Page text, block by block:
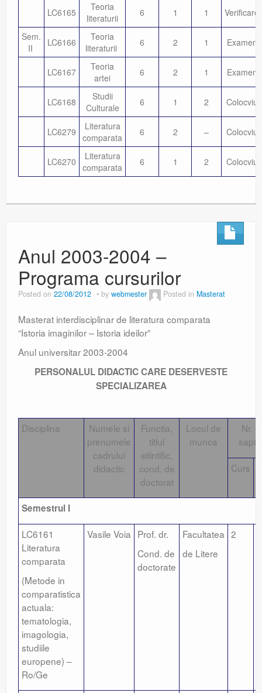
LC6165
Teoria
literaturii
6 1 1 Verificare
Sem.
II
LC6166
Teoria
literaturii
6 2 1 Examen
LC6167
Teoria
artei
6 2 1 Examen
LC6168
Studii
Culturale
6 1 2 Colocviu
LC6279
Literatura
comparata
6 2 – Colocviu
LC6270
Literatura
comparata
6 1 2 Colocviu
Anul 2003-2004 –
Programa cursurilor
Posted on 22/08/2012 by webmester Posted in Masterat
Masterat interdisciplinar de literatura comparata
“Istoria imaginilor – Istoria ideilor”
Anul universitar 2003-2004
PERSONALUL DIDACTIC CARE DESERVESTE
SPECIALIZAREA
Disciplina
Numele si
prenumele
cadrului
didactic
Functia,
titlul
stiintific,
cond. de
doctorat
Locul de
munca
Nr.
Curs
Semestrul I
LC6161
Literatura
comparata
(Metode in
comparatistica
actuala:
tematologia,
imagologia,
studiile
europene) –
Ro/Ge
Vasile Voia Prof. dr.
Cond. de
doctorate
Facultatea
de Litere
2